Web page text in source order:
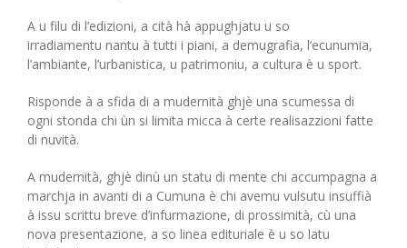
A u filu di l’edizioni, a cità hà appughjatu u so
irradiamentu nantu à tutti i piani, a demugrafia, l’ecunumia,
l’ambiante, l’urbanistica, u patrimoniu, a cultura è u sport.
Risponde à a sfida di a mudernità ghjè una scumessa di
ogni stonda chi ùn si limita micca à certe realisazzioni fatte
di nuvità.
A mudernità, ghjè dinù un statu di mente chi accumpagna a
marchja in avanti di a Cumuna è chi avemu vulsutu insuffià
à issu scrittu breve d’infurmazione, di prossimità, cù una
nova presentazione, a so linea edituriale è u so latu